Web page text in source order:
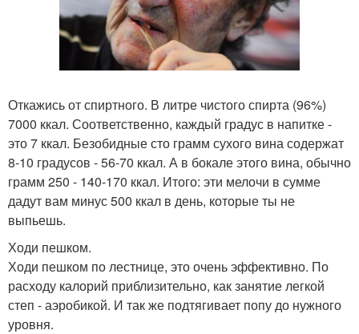
Откажись от спиртного. В литре чистого спирта (96%)
7000 ккал. Соответственно, каждый градус в напитке -
это 7 ккал. Безобидные сто грамм сухого вина содержат
8-10 градусов - 56-70 ккал. А в бокале этого вина, обычно
грамм 250 - 140-170 ккал. Итого: эти мелочи в сумме
дадут вам минус 500 ккал в день, которые ты не
выпьешь.
Ходи пешком.
Ходи пешком по лестнице, это очень эффективно. По
расходу калорий приблизительно, как занятие легкой
степ - аэробикой. И так же подтягивает попу до нужного
уровня.